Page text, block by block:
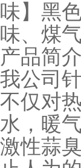
味】黑
味、煤气
产品简介
我公司
不仅对
水，暖
激性蒜